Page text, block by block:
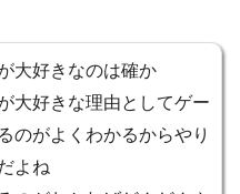
大好きなのは確か
大好きな理由としてゲー
のがよくわかるからやり
よね